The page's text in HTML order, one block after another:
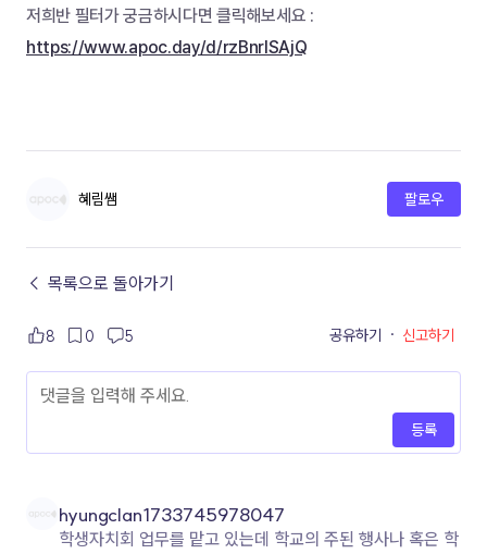
https://www.apoc.day/d/rzBnrlSAjQ
혜림쌤 팔로우
← 목록으로 돌아가기
8 0 5 공유하기 · 신고하기
등록
hyungclan1733745978047
학생자치회 업무를 맡고 있는데 학교의 주된 행사나 혹은 학